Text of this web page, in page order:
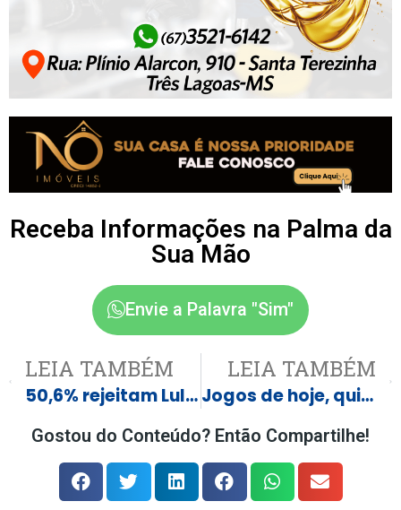
Receba Informações na Palma da
Sua Mão
Envie a Palavra "Sim"
LEIA TAMBÉM
50,6% rejeitam Lula; corrupção é fator mais citado
LEIA TAMBÉM
Jogos de hoje, quinta, 2 de abril: onde assistir futebol ao vivo e horários
Gostou do Conteúdo? Então Compartilhe!